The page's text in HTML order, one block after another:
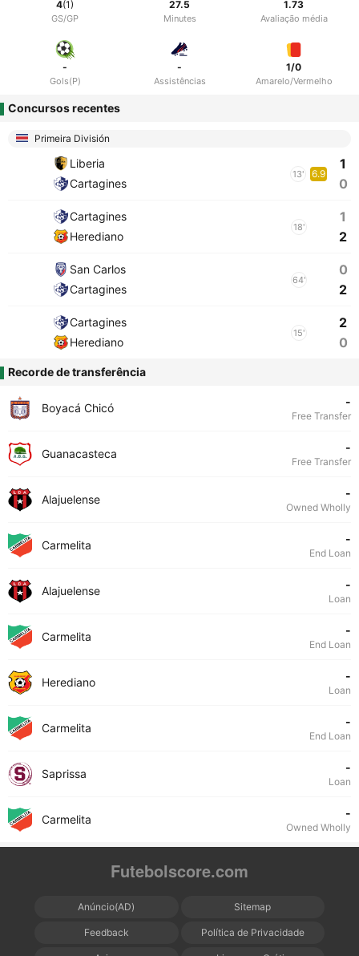
4(1)
GS/GP
27.5
Minutes
1.73
Avaliação média
-
Gols(P)
-
Assistências
1/0
Amarelo/Vermelho
Concursos recentes
Primeira División
Liberia
Cartagines
13' 6.9
1
0
Cartagines
Herediano
18'
1
2
San Carlos
Cartagines
64'
0
2
Cartagines
Herediano
15'
2
0
Recorde de transferência
Boyacá Chicó -
Free Transfer
Guanacasteca -
Free Transfer
Alajuelense -
Owned Wholly
Carmelita -
End Loan
Alajuelense -
Loan
Carmelita -
End Loan
Herediano -
Loan
Carmelita -
End Loan
Saprissa -
Loan
Carmelita -
Owned Wholly
Futebolscore.com
Anúncio(AD) Sitemap
Feedback Política de Privacidade